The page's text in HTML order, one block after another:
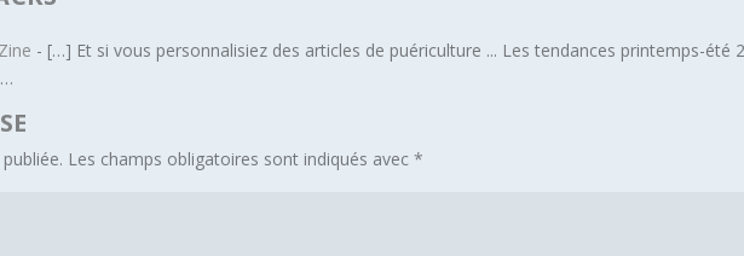
- […] Et si vous personnalisiez des articles de puériculture ... Les tendances printemps-été
Les champs obligatoires sont indiqués avec*